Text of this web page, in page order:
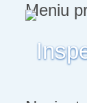
Meniu